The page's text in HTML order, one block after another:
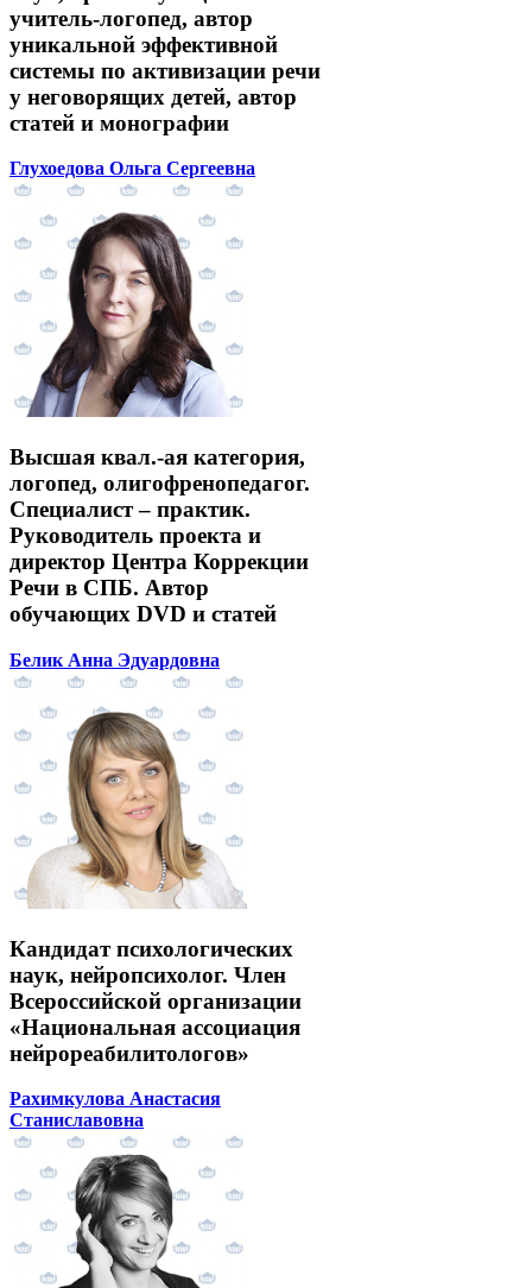
учитель-логопед, автор
уникальной эффективной
системы по активизации речи
у неговорящих детей, автор
статей и монографии
Глухоедова Ольга Сергеевна
Высшая квал.-ая категория,
логопед, олигофренопедагог.
Специалист – практик.
Руководитель проекта и
директор Центра Коррекции
Речи в СПБ. Автор
обучающих DVD и статей
Белик Анна Эдуардовна
Кандидат психологических
наук, нейропсихолог. Член
Всероссийской организации
«Национальная ассоциация
нейрореабилитологов»
Рахимкулова Анастасия
Станиславовна